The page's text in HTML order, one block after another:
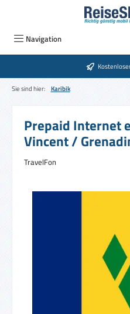
Zum Hauptinhalt springen
Navigation
Sie sind hier: Karibik
Prepaid Internet
Vincent /
TravelFon